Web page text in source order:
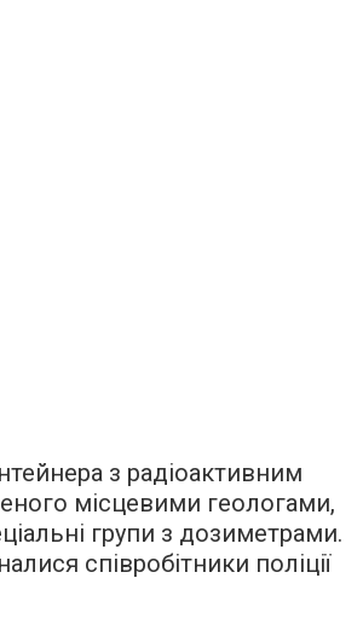
з радіоактивним
місцевими геологами,
групи з дозиметрами.
співробітники поліції